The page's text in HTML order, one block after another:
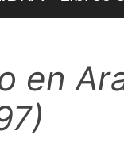
en